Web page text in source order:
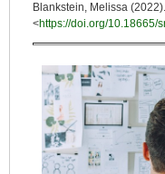
Blankstein, Melissa (2022).
<https://doi.org/10.18665/